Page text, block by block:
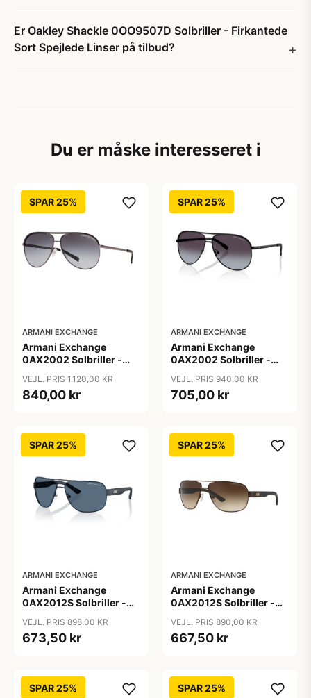
Er Oakley Shackle 0OO9507D Solbriller - Firkantede
Sort Spejlede Linser på tilbud?
Du er måske interesseret i
SPAR 25%
ARMANI EXCHANGE
Armani Exchange
0AX2002 Solbriller -
Polariserede Linser
VEJL. PRIS 1.120,00 KR
840,00 kr
SPAR 25%
ARMANI EXCHANGE
Armani Exchange
0AX2002 Solbriller -
VEJL. PRIS 940,00 KR
705,00 kr
SPAR 25%
ARMANI EXCHANGE
Armani Exchange
0AX2012S Solbriller -
VEJL. PRIS 898,00 KR
673,50 kr
SPAR 25%
ARMANI EXCHANGE
Armani Exchange
0AX2012S Solbriller -
VEJL. PRIS 890,00 KR
667,50 kr
SPAR 25% SPAR 25%